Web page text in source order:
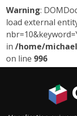
Warning:
load external
in /home/
on line 996